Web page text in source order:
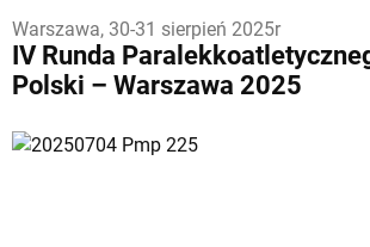
Warszawa, 30-31 sierpień 2025r
IV Runda
Polski – Warszawa 2025